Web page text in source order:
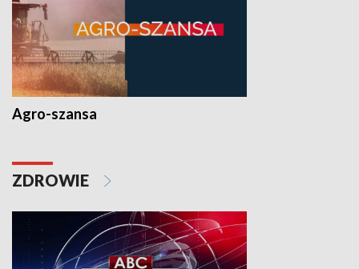
Agro-szansa
ZDROWIE